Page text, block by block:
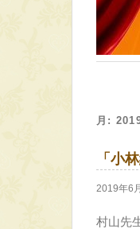
月:
「小
2019年6
村山先